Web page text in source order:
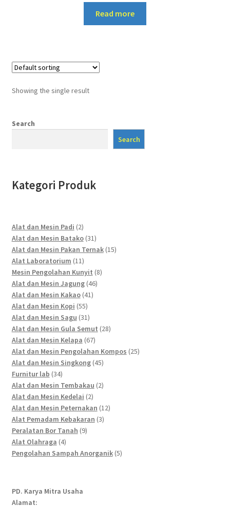
Read more
Showing the single result
Search
Search
Kategori Produk
Alat dan Mesin Padi 22
products
Alat dan Mesin Batako 3131
products
Alat dan Mesin Pakan Ternak 1515
Alat Laboratorium 1111
products
Mesin Pengolahan Kunyit 88
Alat dan Mesin Jagung 4646
Alat dan Mesin Kakao 4141
Alat dan Mesin Kopi 5555
products
Alat dan Mesin Sagu 3131
products
Alat dan Mesin Gula Semut 2828
Alat dan Mesin Kelapa 6767
products
Alat dan Mesin Pengolahan Kompos 2525
Alat dan Mesin Singkong 4545
Furnitur lab 3434
products
Alat dan Mesin Tembakau 22
Alat dan Mesin Kedelai 22
products
Alat dan Mesin Peternakan 1212
Alat Pemadam Kebakaran 33
Peralatan Bor Tanah 99
Alat Olahraga 44
products
Pengolahan Sampah Anorganik 55
PD. Karya Mitra Usaha
Alamat: